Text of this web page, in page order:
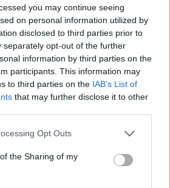
you may continue seeing
on personal information utilized by
disclosed to third parties prior to
separately opt-out of the further
information by third parties on the
participants. This information may
to third parties on the IAB’s List of
that may further disclose it to other
Opt Outs
the Sharing of my